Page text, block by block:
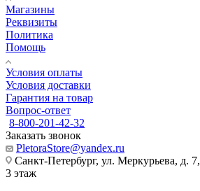
Магазины
Реквизиты
Политика
Помощь
Условия оплаты
Условия доставки
Гарантия на товар
Вопрос-ответ
8-800-201-42-32
Заказать звонок
PletoraStore@yandex.ru
Санкт-Петербург, ул. Меркурьева, д. 7,
3 этаж